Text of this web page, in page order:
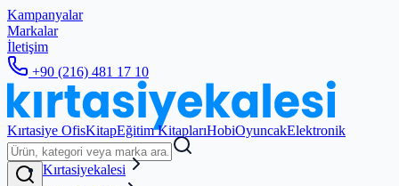
Kampanyalar
Markalar
İletişim
+90 (216) 481 17 10
Kırtasiye OfisKitapEğitim KitaplarıHobiOyuncakElektronik
Kırtasiyekalesi